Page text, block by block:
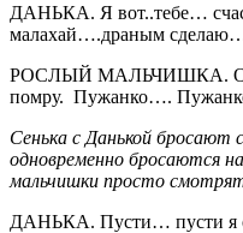
ДАНЬКА. Я вот..тебе…
малахай….драным
РОСЛЫЙ МАЛЬЧИШКА. Ой,
помру. Пужанко….
Сенька с Данькой бросают
одновременно бросаются
мальчишки просто
ДАНЬКА. Пусти… пусти я